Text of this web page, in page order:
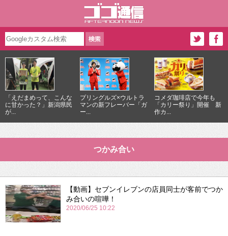
「えだまめって、こんな
に甘かった？」新潟県民
が...
プリングルズ×ウルトラ
マンの新フレーバー「ガ
ー...
コメダ珈琲店で今年も
「カリー祭り」開催 新
作カ...
つかみ合い
【動画】セブンイレブンの店員同士が客前でつか
み合いの喧嘩！
2020/06/25 10:22